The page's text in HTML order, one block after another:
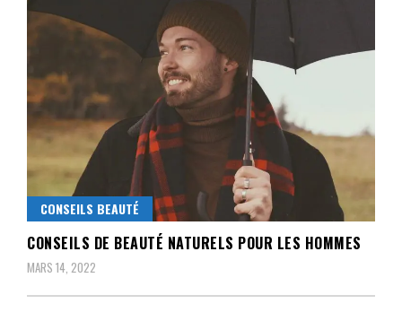
CONSEILS BEAUTÉ
CONSEILS DE BEAUTÉ NATURELS POUR LES HOMMES
MARS 14, 2022